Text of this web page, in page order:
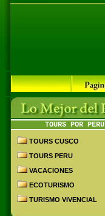
TOURS POR PERU
TOURS CUSCO
TOURS PERU
VACACIONES
ECOTURISMO
TURISMO VIVENCIAL